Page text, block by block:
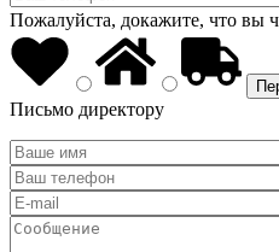
Пожалуйста, докажите, что вы
Письмо директору